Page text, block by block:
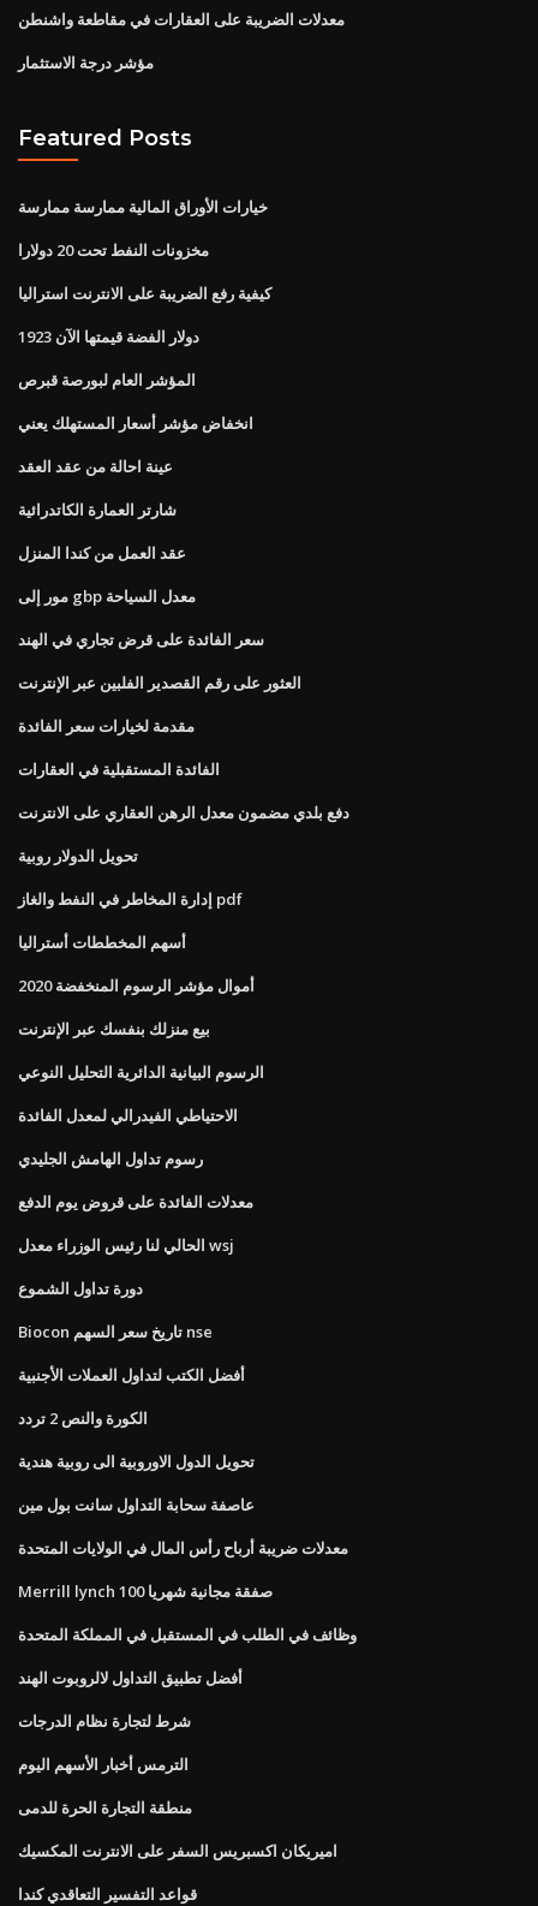
معدلات الضريبة على العقارات في مقاطعة واشنطن
مؤشر درجة الاستثمار
Featured Posts
خيارات الأوراق المالية ممارسة ممارسة
مخزونات النفط تحت 20 دولارا
كيفية رفع الضريبة على الانترنت استراليا
1923 دولار الفضة قيمتها الآن
المؤشر العام لبورصة قبرص
انخفاض مؤشر أسعار المستهلك يعني
عينة احالة من عقد العقد
شارتر العمارة الكاتدرائية
عقد العمل من كندا المنزل
مور إلى gbp معدل السياحة
سعر الفائدة على قرض تجاري في الهند
العثور على رقم القصدير الفلبين عبر الإنترنت
مقدمة لخيارات سعر الفائدة
الفائدة المستقبلية في العقارات
دفع بلدي مضمون معدل الرهن العقاري على الانترنت
تحويل الدولار روبية
إدارة المخاطر في النفط والغاز pdf
أسهم المخططات أستراليا
أموال مؤشر الرسوم المنخفضة 2020
بيع منزلك بنفسك عبر الإنترنت
الرسوم البيانية الدائرية التحليل النوعي
الاحتياطي الفيدرالي لمعدل الفائدة
رسوم تداول الهامش الجليدي
معدلات الفائدة على قروض يوم الدفع
الحالي لنا رئيس الوزراء معدل wsj
دورة تداول الشموع
Biocon تاريخ سعر السهم nse
أفضل الكتب لتداول العملات الأجنبية
الكورة والنص 2 تردد
تحويل الدول الاوروبية الى روبية هندية
عاصفة سحابة التداول سانت بول مين
معدلات ضريبة أرباح رأس المال في الولايات المتحدة
Merrill lynch 100 صفقة مجانية شهريا
وظائف في الطلب في المستقبل في المملكة المتحدة
أفضل تطبيق التداول لالروبوت الهند
شرط لتجارة نظام الدرجات
الترمس أخبار الأسهم اليوم
منطقة التجارة الحرة للدمى
اميريكان اكسبريس السفر على الانترنت المكسيك
قواعد التفسير التعاقدي كندا